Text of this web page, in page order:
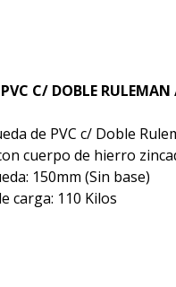
PVC C/ DOBLE
de PVC c/ Doble
cuerpo de hierro
150mm (Sin base)
carga: 110 Kilos